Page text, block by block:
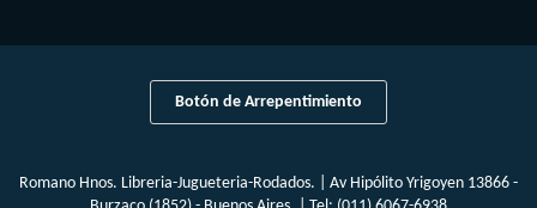
Botón de Arrepentimiento
Romano Hnos. Libreria-Jugueteria-Rodados. | Av Hipólito Yrigoyen 13866 -